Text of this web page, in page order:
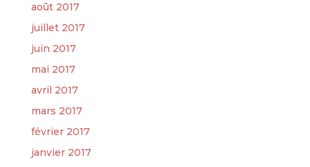
août 2017
juillet 2017
juin 2017
mai 2017
avril 2017
mars 2017
février 2017
janvier 2017